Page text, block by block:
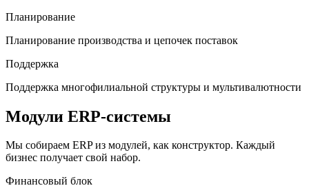
Планирование
Планирование производства и цепочек поставок
Поддержка
Поддержка многофилиальной структуры и мультивалютности
Модули ERP-системы
Мы собираем ERP из модулей, как конструктор. Каждый
бизнес получает свой набор.
Финансовый блок